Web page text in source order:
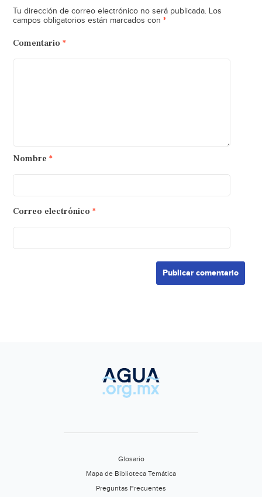
Tu dirección de correo electrónico no será publicada. Los
campos obligatorios están marcados con *
Comentario *
Nombre *
Correo electrónico *
Glosario
Mapa de Biblioteca Temática
Preguntas Frecuentes